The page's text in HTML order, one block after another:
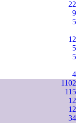
22
9
5
12
5
5
4
1102
115
12
12
34